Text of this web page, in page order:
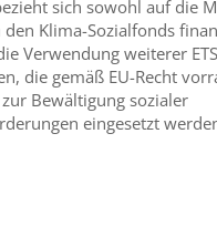
sich sowohl auf die
den Klima-Sozialfonds
Verwendung weiterer
die gemäß EU-Recht
Bewältigung sozialer
eingesetzt